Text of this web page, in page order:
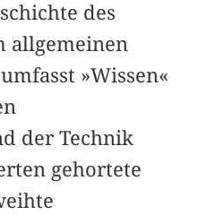
des
allgemeinen
»Wissen«
der Technik
gehortete